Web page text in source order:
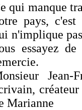
qui manque
pays,
n'implique
essayez
Jean-
Marianne